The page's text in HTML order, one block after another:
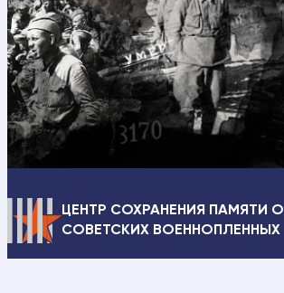
ЦЕНТР СОХРАНЕНИЯ ПАМЯТИ О
СОВЕТСКИХ ВОЕННОПЛЕННЫХ